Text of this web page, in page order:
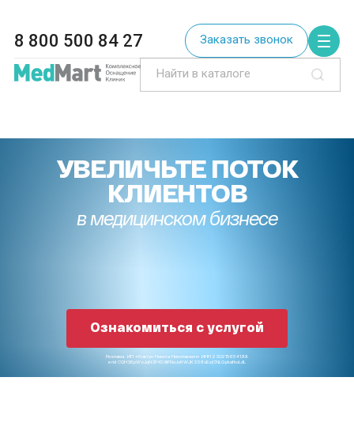
8 800 500 84 27 Заказать звонок
УВЕЛИЧЬТЕ ПОТОК
КЛИЕНТОВ
в медицинском бизнесе
Ознакомиться с услугой
Реклама. ИП «Ковтун Никита Николаевич» ИНН 230215654199.
erid CQH36pWzJqN3F4D9iFNoJoKWJK3S8xEzjCNLGpkafkoLdL